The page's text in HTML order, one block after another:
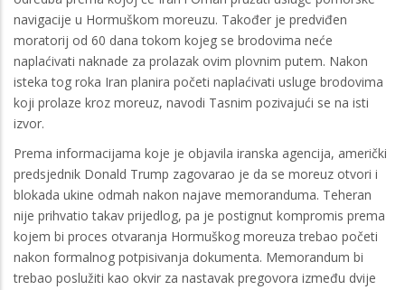
navigacije u Hormuškom moreuzu. Također je predviđen
moratorij od 60 dana tokom kojeg se brodovima neće
naplaćivati naknade za prolazak ovim plovnim putem. Nakon
isteka tog roka Iran planira početi naplaćivati usluge brodovima
koji prolaze kroz moreuz, navodi Tasnim pozivajući se na isti
izvor.
Prema informacijama koje je objavila iranska agencija, američki
predsjednik Donald Trump zagovarao je da se moreuz otvori i
blokada ukine odmah nakon najave memoranduma. Teheran
nije prihvatio takav prijedlog, pa je postignut kompromis prema
kojem bi proces otvaranja Hormuškog moreuza trebao početi
nakon formalnog potpisivanja dokumenta. Memorandum bi
trebao poslužiti kao okvir za nastavak pregovora između dvije